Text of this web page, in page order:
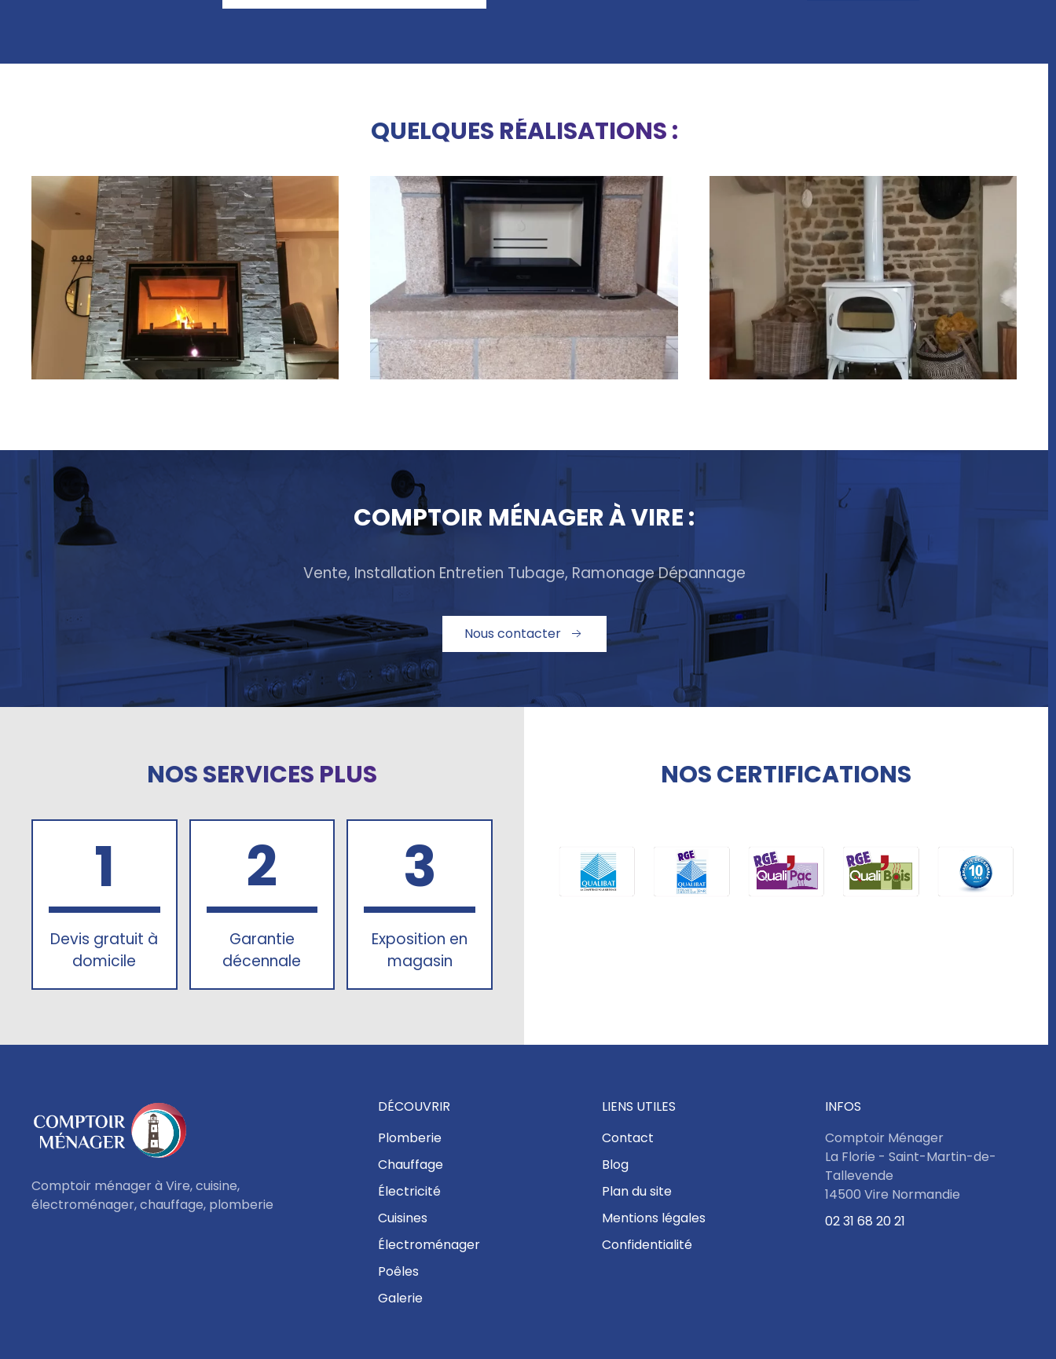
QUELQUES RÉALISATIONS :
COMPTOIR MÉNAGER À VIRE :
Vente, Installation Entretien Tubage, Ramonage Dépannage
Nous contacter
NOS SERVICES PLUS
1
Devis gratuit à
domicile
2
Garantie
décennale
3
Exposition en
magasin
NOS CERTIFICATIONS
Comptoir ménager à Vire, cuisine,
électroménager, chauffage, plomberie
DÉCOUVRIR
Plomberie
Chauffage
Électricité
Cuisines
Électroménager
Poêles
Galerie
LIENS UTILES
Contact
Blog
Plan du site
Mentions légales
Confidentialité
INFOS
Comptoir Ménager
La Florie - Saint-Martin-de-
Tallevende
14500 Vire Normandie
02 31 68 20 21